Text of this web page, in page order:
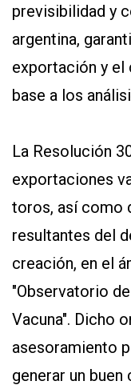
PRIVACIDAD
DEL
SITIO
QUIENES
previsibilidad y
argentina,
exportación y el
base a los
La Resolución
exportaciones
toros, así como
resultantes del
creación, en el
"Observatorio
Vacuna". Dicho
asesoramiento
generar un